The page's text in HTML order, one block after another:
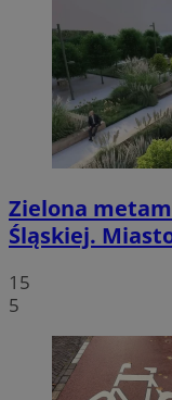
Zielona
Śląskiej.
15
5